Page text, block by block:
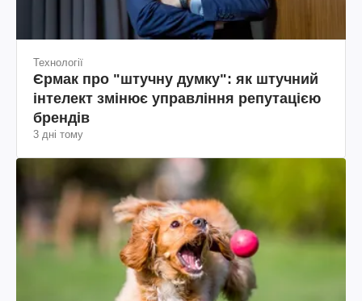
Технології
Єрмак про "штучну думку": як штучний
інтелект змінює управління репутацією
брендів
3 дні тому